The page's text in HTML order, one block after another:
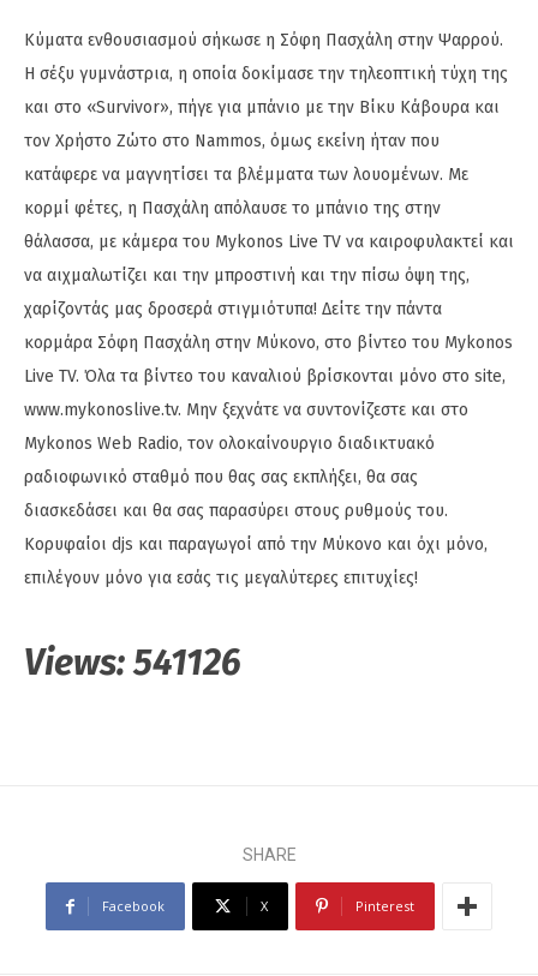
Kύματα ενθουσιασμού σήκωσε η Σόφη Πασχάλη στην Ψαρρού.
Η σέξυ γυμνάστρια, η οποία δοκίμασε την τηλεοπτική τύχη της
και στο «Survivor», πήγε για μπάνιο με την Βίκυ Κάβουρα και
τον Χρήστο Ζώτο στο Nammos, όμως εκείνη ήταν που
κατάφερε να μαγνητίσει τα βλέμματα των λουομένων. Με
κορμί φέτες, η Πασχάλη απόλαυσε το μπάνιο της στην
θάλασσα, με κάμερα του Mykonos Live TV να καιροφυλακτεί και
να αιχμαλωτίζει και την μπροστινή και την πίσω όψη της,
χαρίζοντάς μας δροσερά στιγμιότυπα! Δείτε την πάντα
κορμάρα Σόφη Πασχάλη στην Μύκονο, στο βίντεο του Mykonos
Live TV. Όλα τα βίντεο του καναλιού βρίσκονται μόνο στο site,
www.mykonoslive.tv. Μην ξεχνάτε να συντονίζεστε και στο
Mykonos Web Radio, τον ολοκαίνουργιο διαδικτυακό
ραδιοφωνικό σταθμό που θας σας εκπλήξει, θα σας
διασκεδάσει και θα σας παρασύρει στους ρυθμούς του.
Κορυφαίοι djs και παραγωγοί από την Μύκονο και όχι μόνο,
επιλέγουν μόνο για εσάς τις μεγαλύτερες επιτυχίες!
Views:541126
SHARE
Facebook X Pinterest